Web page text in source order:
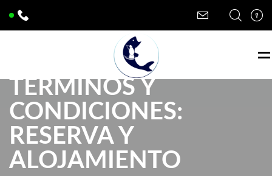
TÉRMINOS Y
CONDICIONES:
RESERVA Y
ALOJAMIENTO